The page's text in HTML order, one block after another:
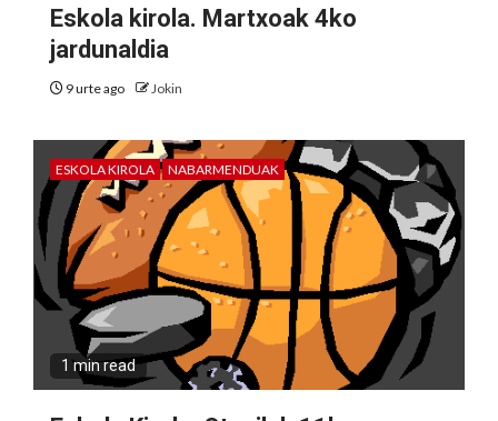
Eskola kirola. Martxoak 4ko
jardunaldia
9 urte ago Jokin
ESKOLA KIROLA NABARMENDUAK
1 min read